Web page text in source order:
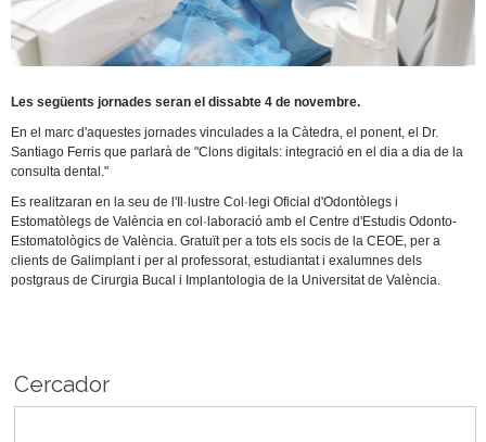
Les següents jornades seran el dissabte 4 de novembre.
En el marc d'aquestes jornades vinculades a la Càtedra, el ponent, el Dr.
Santiago Ferris que parlarà de "Clons digitals: integració en el dia a dia de la
consulta dental."
Es realitzaran en la seu de l'Il·lustre Col·legi Oficial d'Odontòlegs i
Estomatòlegs de València en col·laboració amb el Centre d'Estudis Odonto-
Estomatològics de València. Gratuït per a tots els socis de la CEOE, per a
clients de Galimplant i per al professorat, estudiantat i exalumnes dels
postgraus de Cirurgia Bucal i Implantologia de la Universitat de València.
Cercador